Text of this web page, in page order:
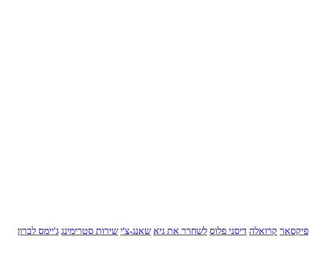
פיקסאר קרואלה דיסני פלוס לשחרר את גיא שאנג-צ'י שירות סטרימינג ג'יימס לברון